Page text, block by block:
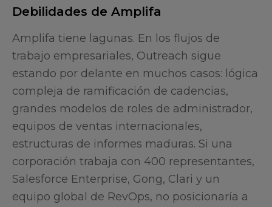
Debilidades de Amplifa
Amplifa tiene lagunas. En los flujos de
trabajo empresariales, Outreach sigue
estando por delante en muchos casos: lógica
compleja de ramificación de cadencias,
grandes modelos de roles de administrador,
equipos de ventas internacionales,
estructuras de informes maduras. Si una
corporación trabaja con 400 representantes,
Salesforce Enterprise, Gong, Clari y un
equipo global de RevOps, no posicionaría a